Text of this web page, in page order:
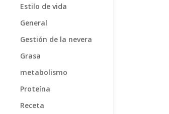
Estilo de vida
General
Gestión de la nevera
Grasa
metabolismo
Proteína
Receta